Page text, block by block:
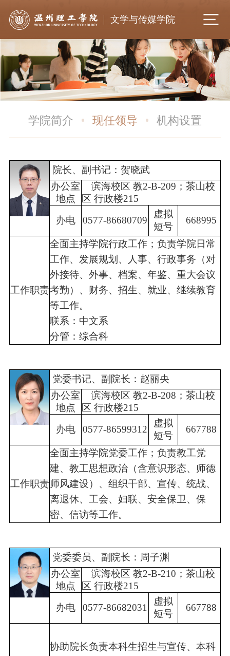
文学与传媒学院
学院简介 现任领导 机构设置
院长、 副书记：贺晓武
办公室
地点
滨海校区 教2-B-209；茶山校
区 行政楼215
办电
0577-86680709
虚拟
短号
668995
工作职责
全面主持学院行政工作；负责学院日常
工作、发展规划、人事、行政事务（对
外接待、外事、档案、年鉴、重大会议
考勤）、财务、招生、就业、继续教育
等工作。
联系：中文系
分管：综合科
党委书记、副院长：赵丽央
办公室
地点
滨海校区 教2-B-208；茶山校
区 行政楼215
办电
0577-86599312
虚拟
短号
667788
工作职责
全面主持学院党委工作；负责教工党
建、教工思想政治（含意识形态、师德
师风建设）、组织干部、宣传、统战、
离退休、工会、妇联、安全保卫、保
密、信访等工作。
党委委员、副院长：周子渊
办公室
地点
滨海校区 教2-B-210；茶山校
区 行政楼215
办电
0577-86682031
虚拟
短号
667788
协助院长负责本科生招生与宣传、本科